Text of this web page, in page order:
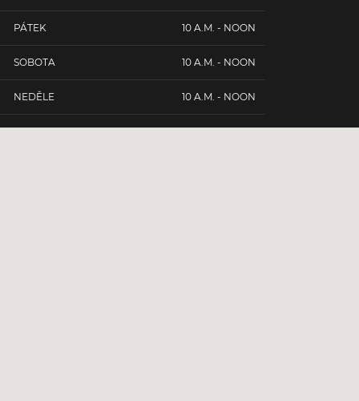
PÁTEK 10 A.M. - NOON
SOBOTA 10 A.M. - NOON
NEDĚLE 10 A.M. - NOON